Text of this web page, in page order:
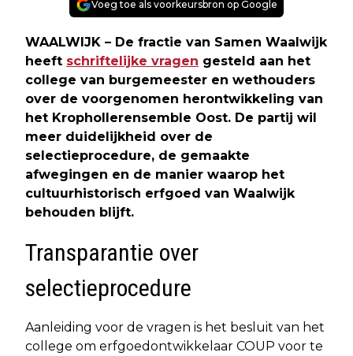
Voeg toe als voorkeursbron op Google
WAALWIJK – De fractie van Samen Waalwijk
heeft schriftelijke vragen gesteld aan het
college van burgemeester en wethouders
over de voorgenomen herontwikkeling van
het Krophollerensemble Oost. De partij wil
meer duidelijkheid over de
selectieprocedure, de gemaakte
afwegingen en de manier waarop het
cultuurhistorisch erfgoed van Waalwijk
behouden blijft.
Transparantie over
selectieprocedure
Aanleiding voor de vragen is het besluit van het
college om erfgoedontwikkelaar COUP voor te